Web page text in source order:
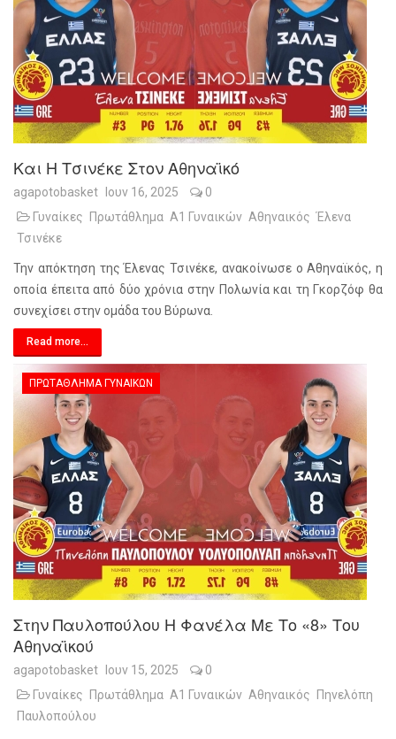
Και Η Τσινέκε Στον Αθηναϊκό
agapotobasket Ιουν 16, 2025
0
Γυναίκες
Πρωτάθλημα Α1 Γυναικών Αθηναικός Έλενα
Τσινέκε
Την απόκτηση της Έλενας Τσινέκε, ανακοίνωσε ο Αθηναϊκός, η
οποία έπειτα από δύο χρόνια στην Πολωνία και τη Γκορζόφ θα
συνεχίσει στην ομάδα του Βύρωνα.
Read more...
ΠΡΩΤΆΘΛΗΜΑ ΓΥΝΑΙΚΏΝ
Στην Παυλοπούλου Η Φανέλα Με Το «8» Του
Αθηναϊκού
agapotobasket Ιουν 15, 2025
0
Γυναίκες
Πρωτάθλημα Α1 Γυναικών Αθηναικός
Πηνελόπη
Παυλοπούλου